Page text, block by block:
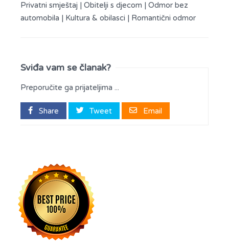
Privatni smještaj | Obitelji s djecom | Odmor bez
automobila | Kultura & obilasci | Romantični odmor
Sviđa vam se članak?
Preporučite ga prijateljima ...
Share Tweet Email